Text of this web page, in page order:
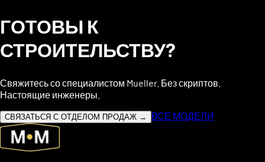
ГОТОВЫ К
СТРОИТЕЛЬСТВУ?
Свяжитесь со специалистом Mueller. Без скриптов.
Настоящие инженеры.
СВЯЗАТЬСЯ С ОТДЕЛОМ ПРОДАЖ → ВСЕ МОДЕЛИ